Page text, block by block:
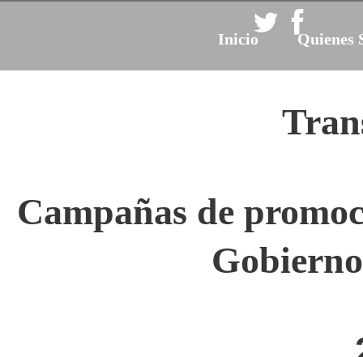
Inicio Quienes
Campañas de